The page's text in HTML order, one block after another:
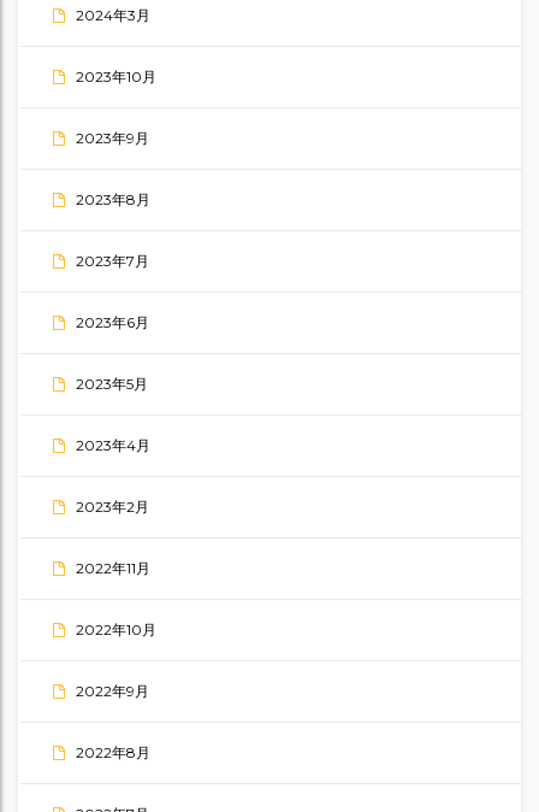
2024年3月
2023年10月
2023年9月
2023年8月
2023年7月
2023年6月
2023年5月
2023年4月
2023年2月
2022年11月
2022年10月
2022年9月
2022年8月